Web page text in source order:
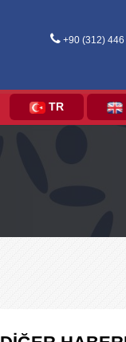
+90 (312)
TR